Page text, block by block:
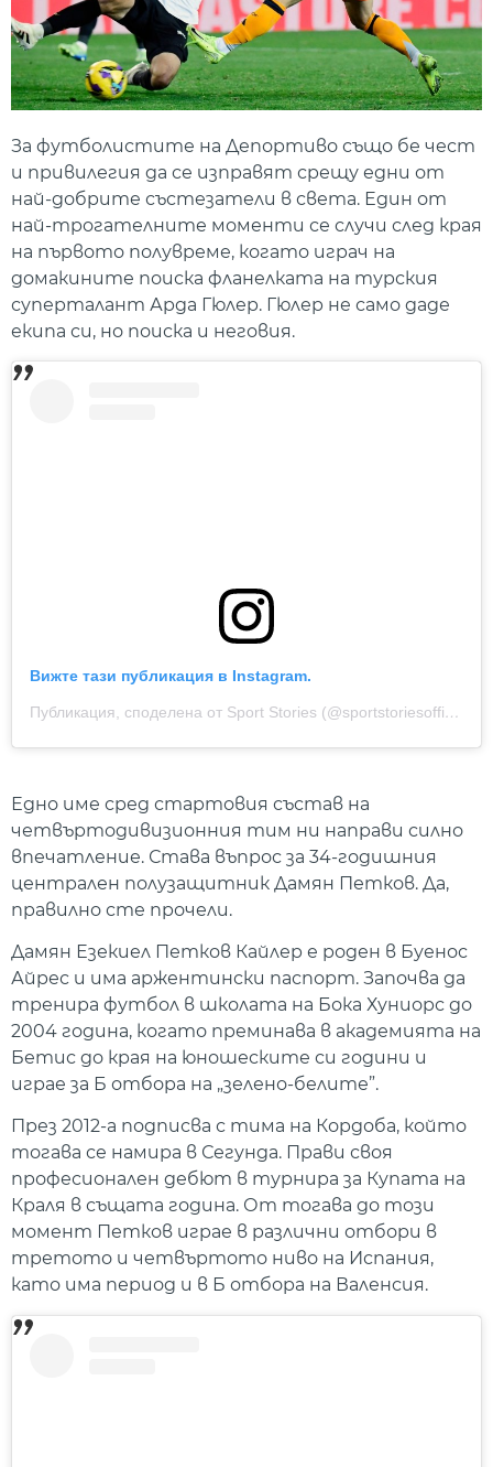
За футболистите на Депортиво също бе чест
и привилегия да се изправят срещу едни от
най-добрите състезатели в света. Един от
най-трогателните моменти се случи след края
на първото полувреме, когато играч на
домакините поиска фланелката на турския
суперталант Арда Гюлер. Гюлер не само даде
екипа си, но поиска и неговия.
Вижте тази публикация в Instagram.
Публикация, споделена от Sport Stories (@sportstoriesofficial)
Едно име сред стартовия състав на
четвъртодивизионния тим ни направи силно
впечатление. Става въпрос за 34-годишния
централен полузащитник Дамян Петков. Да,
правилно сте прочели.
Дамян Езекиел Петков Кайлер е роден в Буенос
Айрес и има аржентински паспорт. Започва да
тренира футбол в школата на Бока Хуниорс до
2004 година, когато преминава в академията на
Бетис до края на юношеските си години и
играе за Б отбора на „зелено-белите”.
През 2012-а подписва с тима на Кордоба, който
тогава се намира в Сегунда. Прави своя
професионален дебют в турнира за Купата на
Краля в същата година. От тогава до този
момент Петков играе в различни отбори в
третото и четвъртото ниво на Испания,
като има период и в Б отбора на Валенсия.